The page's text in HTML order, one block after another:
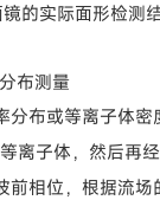
的实际面形检测
布测量
分布或等离子体
离子体，然后再
前相位，根据流